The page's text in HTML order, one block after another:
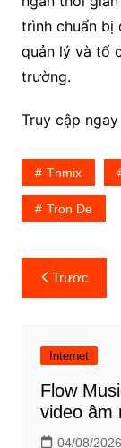
trình chuẩn bị
quản lý và tổ
trường.
Truy cập
Tnmix
Tron De
Điều
hướng
viết
Trước
Internet
Flow
video âm
04/08/2026